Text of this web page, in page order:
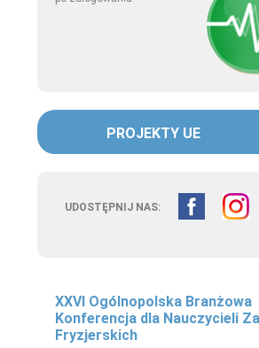
PROJEKTY UE
UDOSTĘPNIJ NAS:
XXVI Ogólnopolska Branżowa
Konferencja dla Nauczycieli
Fryzjerskich